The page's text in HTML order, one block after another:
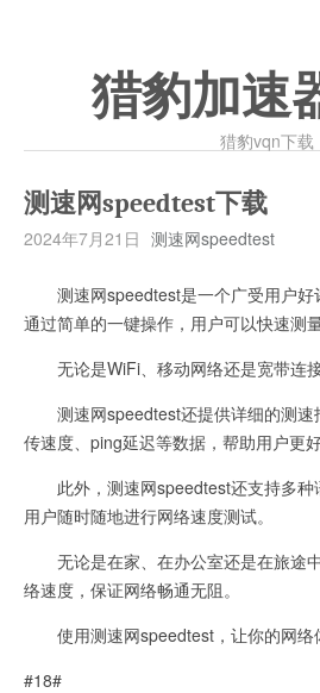
猎豹加速
猎豹vqn下载
测速网speedtest下载
2024年7月21日 测速网speedtest
测速网speedtest是一个广受用户好
通过简单的一键操作，用户可以快速测
无论是WiFi、移动网络还是宽带连接
测速网speedtest还提供详细的测速
传速度、ping延迟等数据，帮助用户更
此外，测速网speedtest还支持多种
用户随时随地进行网络速度测试。
无论是在家、在办公室还是在旅途
络速度，保证网络畅通无阻。
使用测速网speedtest，让你的网络
#18#